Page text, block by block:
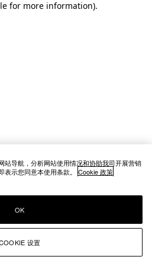
for more information).
站导航，分析网站使用情况和协助我司开展营销
表示您同意本使用条款。 Cookie 政策
设置
OK